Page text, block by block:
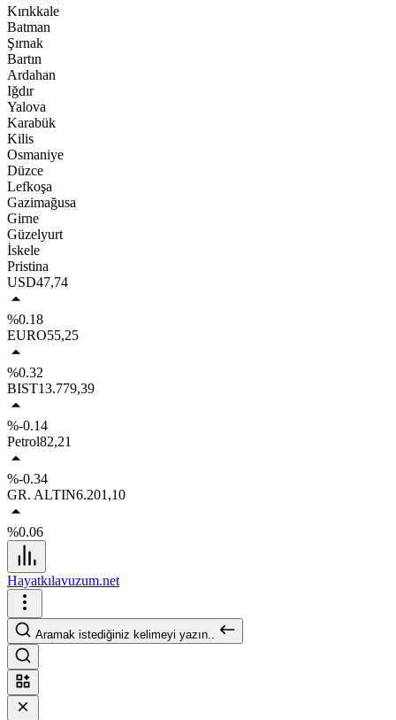
Kırıkkale
Batman
Şırnak
Bartın
Ardahan
Iğdır
Yalova
Karabük
Kilis
Osmaniye
Düzce
Lefkoşa
Gazimağusa
Girne
Güzelyurt
İskele
Pristina
USD47,74
%0.18
EURO55,25
%0.32
BIST13.779,39
%-0.14
Petrol82,21
%-0.34
GR. ALTIN6.201,10
%0.06
Hayatkılavuzum.net
Aramak istediğiniz kelimeyi yazın..